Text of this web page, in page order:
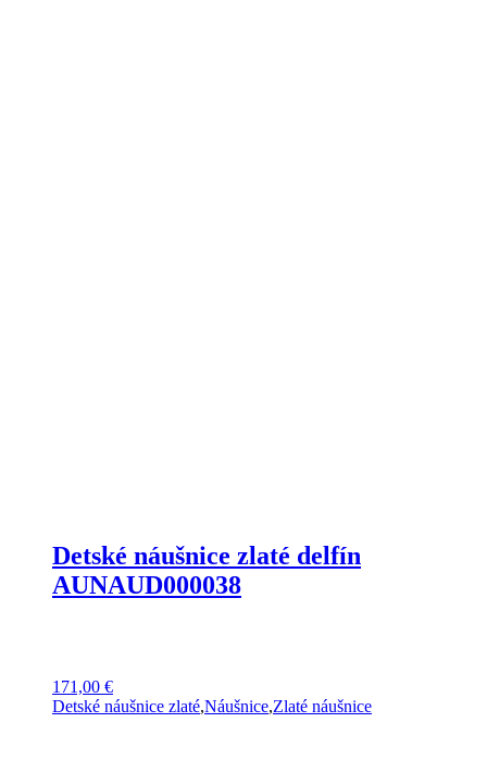
Detské náušnice zlaté delfín
AUNAUD000038
171,00 €
Detské náušnice zlaté,Náušnice,Zlaté náušnice